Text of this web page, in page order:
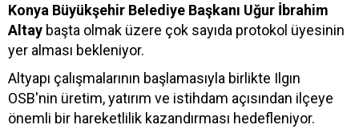
Konya Büyükşehir Belediye Başkanı Uğur İbrahim
Altay başta olmak üzere çok sayıda protokol üyesinin
yer alması bekleniyor.
Altyapı çalışmalarının başlamasıyla birlikte Ilgın
OSB'nin üretim, yatırım ve istihdam açısından ilçeye
önemli bir hareketlilik kazandırması hedefleniyor.